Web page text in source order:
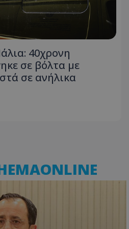
40χρονη
σε βόλτα με
σε ανήλικα